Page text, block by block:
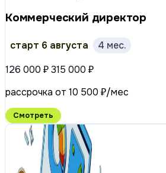
Коммерческий директор
старт 6 августа
4 мес.
126 000 ₽315 000 ₽
рассрочка от 10 500 ₽/мес
Смотреть